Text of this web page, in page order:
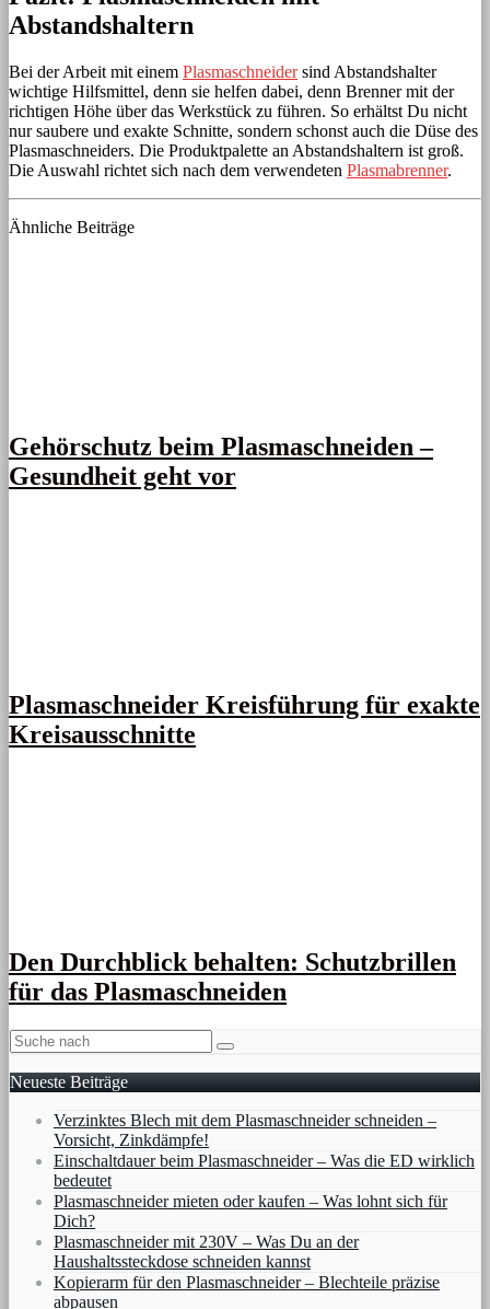
Abstandshaltern
Bei der Arbeit mit einem Plasmaschneidersind Abstandshalter
wichtige Hilfsmittel, denn sie helfen dabei, denn Brenner mit der
richtigen Höhe über das Werkstück zu führen. So erhältst Du nicht
nur saubere und exakte Schnitte, sondern schonst auch die Düse des
Plasmaschneiders. Die Produktpalette an Abstandshaltern ist groß.
Die Auswahl richtet sich nach dem verwendeten Plasmabrenner.
Ähnliche Beiträge
Gehörschutz beim Plasmaschneiden –
Gesundheit geht vor
Plasmaschneider Kreisführung für exakte
Kreisausschnitte
Den Durchblick behalten: Schutzbrillen
für das Plasmaschneiden
Neueste Beiträge
Verzinktes Blech mit dem Plasmaschneider schneiden –
Vorsicht, Zinkdämpfe!
Einschaltdauer beim Plasmaschneider – Was die ED wirklich
bedeutet
Plasmaschneider mieten oder kaufen – Was lohnt sich für
Dich?
Plasmaschneider mit 230V – Was Du an der
Haushaltssteckdose schneiden kannst
Kopierarm für den Plasmaschneider – Blechteile präzise
abpausen